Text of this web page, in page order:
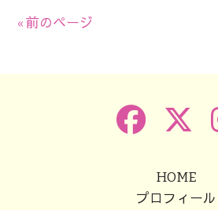
« 前のページ
HOME
プロフィール